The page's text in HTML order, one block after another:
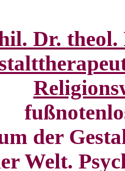
Dr.
der
Welt.